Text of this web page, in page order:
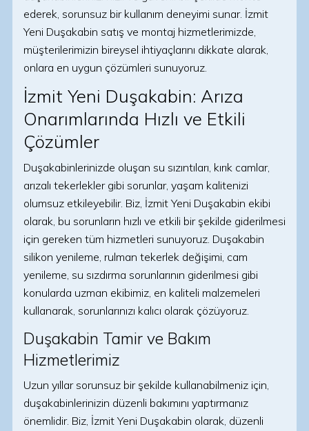
ederek, sorunsuz bir kullanım deneyimi sunar. İzmit
Yeni Duşakabin satış ve montaj hizmetlerimizde,
müşterilerimizin bireysel ihtiyaçlarını dikkate alarak,
onlara en uygun çözümleri sunuyoruz.
İzmit Yeni Duşakabin: Arıza
Onarımlarında Hızlı ve Etkili
Çözümler
Duşakabinlerinizde oluşan su sızıntıları, kırık camlar,
arızalı tekerlekler gibi sorunlar, yaşam kalitenizi
olumsuz etkileyebilir. Biz, İzmit Yeni Duşakabin ekibi
olarak, bu sorunların hızlı ve etkili bir şekilde giderilmesi
için gereken tüm hizmetleri sunuyoruz. Duşakabin
silikon yenileme, rulman tekerlek değişimi, cam
yenileme, su sızdırma sorunlarının giderilmesi gibi
konularda uzman ekibimiz, en kaliteli malzemeleri
kullanarak, sorunlarınızı kalıcı olarak çözüyoruz.
Duşakabin Tamir ve Bakım
Hizmetlerimiz
Uzun yıllar sorunsuz bir şekilde kullanabilmeniz için,
duşakabinlerinizin düzenli bakımını yaptırmanız
önemlidir. Biz, İzmit Yeni Duşakabin olarak, düzenli